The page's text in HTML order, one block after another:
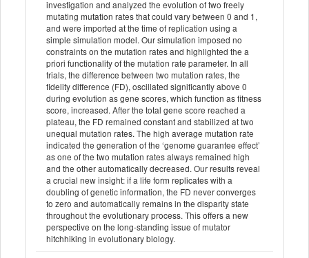
investigation and analyzed the evolution of two freely
mutating mutation rates that could vary between 0 and 1,
and were imported at the time of replication using a
simple simulation model. Our simulation imposed no
constraints on the mutation rates and highlighted the a
priori functionality of the mutation rate parameter. In all
trials, the difference between two mutation rates, the
fidelity difference (FD), oscillated significantly above 0
during evolution as gene scores, which function as fitness
score, increased. After the total gene score reached a
plateau, the FD remained constant and stabilized at two
unequal mutation rates. The high average mutation rate
indicated the generation of the ‘genome guarantee effect’
as one of the two mutation rates always remained high
and the other automatically decreased. Our results reveal
a crucial new insight: if a life form replicates with a
doubling of genetic information, the FD never converges
to zero and automatically remains in the disparity state
throughout the evolutionary process. This offers a new
perspective on the long-standing issue of mutator
hitchhiking in evolutionary biology.